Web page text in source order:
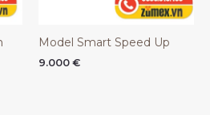
Model Smart Speed Up
9.000 €